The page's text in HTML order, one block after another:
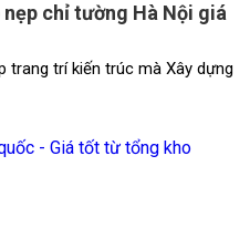
chỉ tường Hà Nội giá
trang trí kiến trúc mà Xây dựng